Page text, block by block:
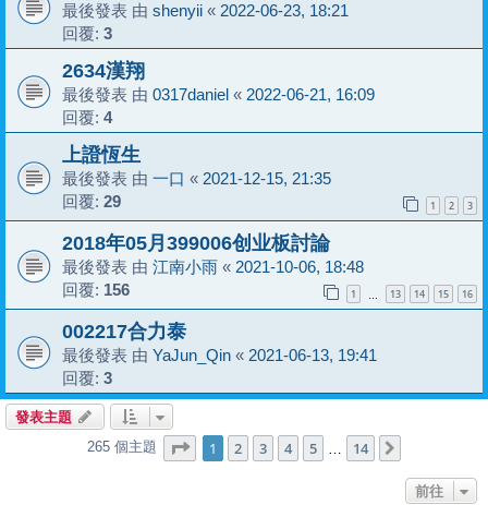
最後發表 由 shenyii « 2022-06-23, 18:21
回覆: 3
2634漢翔
最後發表 由 0317daniel « 2022-06-21, 16:09
回覆: 4
上證恆生
最後發表 由 一口 « 2021-12-15, 21:35
回覆: 29 1 2 3
2018年05月399006创业板討論
最後發表 由 江南小雨 « 2021-10-06, 18:48
回覆: 156 1 … 13 14 15 16
002217合力泰
最後發表 由 YaJun_Qin « 2021-06-13, 19:41
回覆: 3
發表主題
265 個主題 1 頁 (共 14 頁)
1 2 3 4 5 14
前往